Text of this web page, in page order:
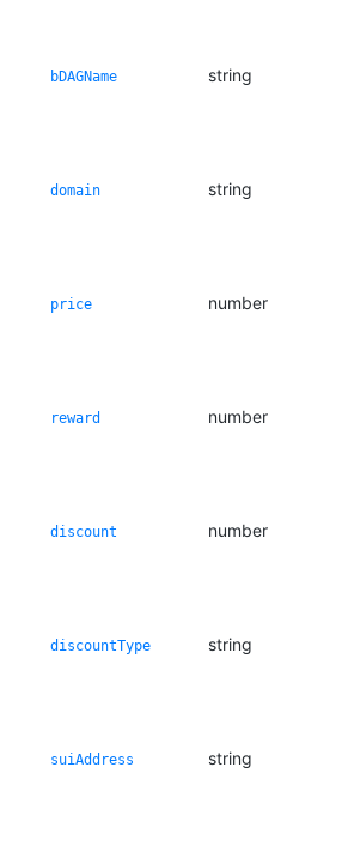
bDAGName string
domain string
price number
reward number
discount number
discountType string
suiAddress string